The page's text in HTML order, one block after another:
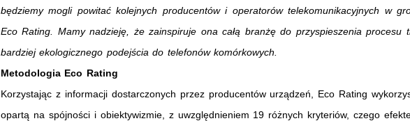
będziemy mogli powitać kolejnych producentów i operatorów telekomunikacyjnych w
Eco Rating. Mamy nadzieję, że zainspiruje ona całą branżę do przyspieszenia procesu
bardziej ekologicznego podejścia do telefonów komórkowych.
Metodologia Eco Rating
Korzystając z informacji dostarczonych przez producentów urządzeń, Eco Rating
opartą na spójności i obiektywizmie, z uwzględnieniem 19 różnych kryteriów, czego